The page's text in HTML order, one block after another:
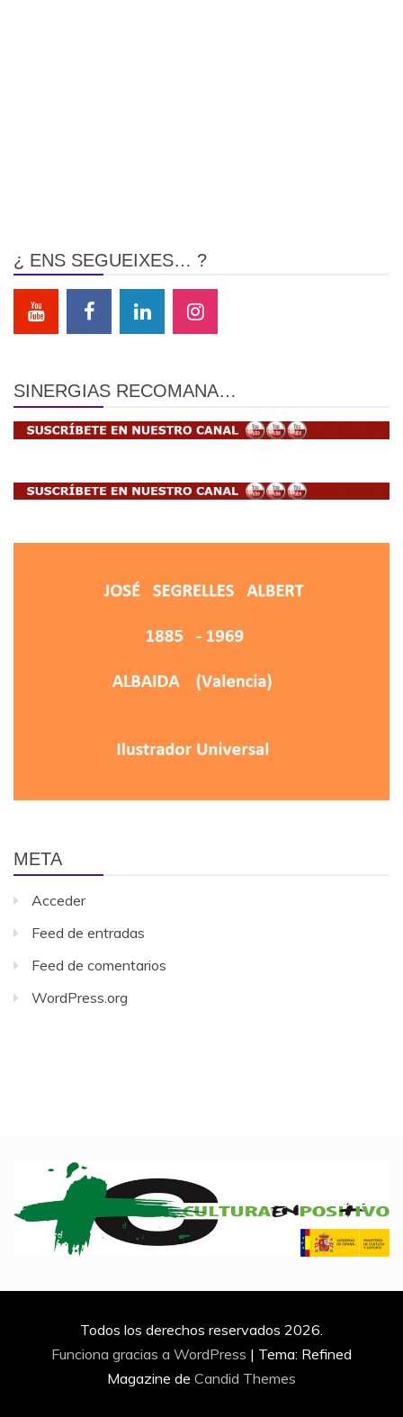
¿ ENS SEGUEIXES… ?
SINERGIAS RECOMANA…
META
Acceder
Feed de entradas
Feed de comentarios
WordPress.org
Todos los derechos reservados 2026.
Funciona gracias a WordPress | Tema: Refined
Magazine de Candid Themes